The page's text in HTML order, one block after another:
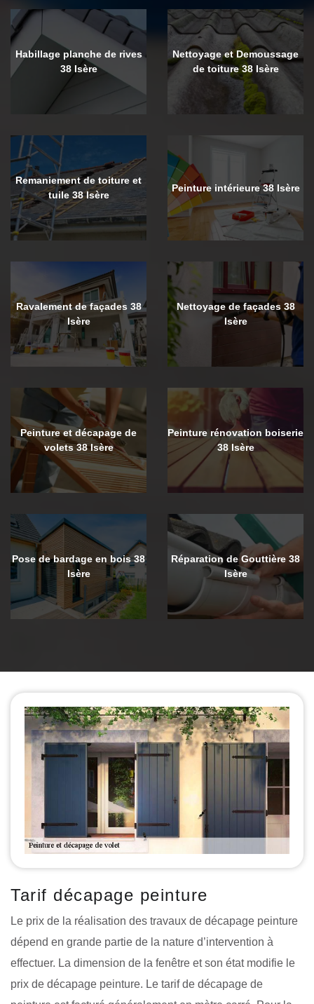
Habillage planche de rives
38 Isère
Nettoyage et Demoussage
de toiture 38 Isère
Remaniement de toiture et
tuile 38 Isère
Peinture intérieure 38 Isère
Ravalement de façades 38
Isère
Nettoyage de façades 38
Isère
Peinture et décapage de
volets 38 Isère
Peinture rénovation boiserie
38 Isère
Pose de bardage en bois 38
Isère
Réparation de Gouttière 38
Isère
Tarif décapage peinture
Le prix de la réalisation des travaux de décapage peinture
dépend en grande partie de la nature d’intervention à
effectuer. La dimension de la fenêtre et son état modifie le
prix de décapage peinture. Le tarif de décapage de